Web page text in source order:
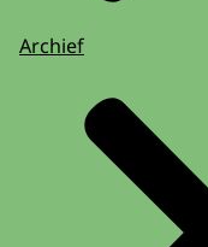
Archief